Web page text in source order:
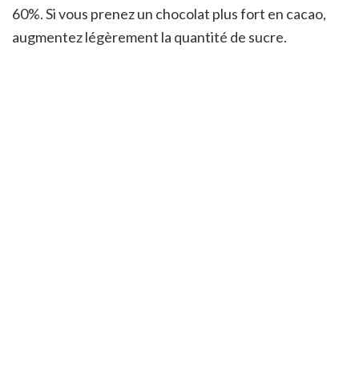
60%. Si vous prenez un chocolat plus fort en cacao,
augmentez légèrement la quantité de sucre.